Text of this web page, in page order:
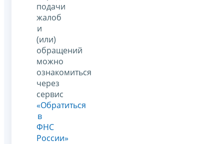
подачи
жалоб
и
(или)
обращений
можно
ознакомиться
через
сервис
«Обратиться
в
ФНС
России»